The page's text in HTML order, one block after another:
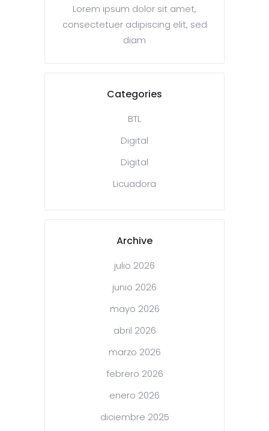
Lorem ipsum dolor sit amet,
consectetuer adipiscing elit, sed
diam
Categories
BTL
Digital
Digital
Licuadora
Archive
julio 2026
junio 2026
mayo 2026
abril 2026
marzo 2026
febrero 2026
enero 2026
diciembre 2025